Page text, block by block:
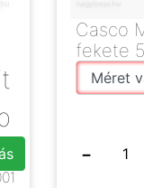
Casco
fekete
−